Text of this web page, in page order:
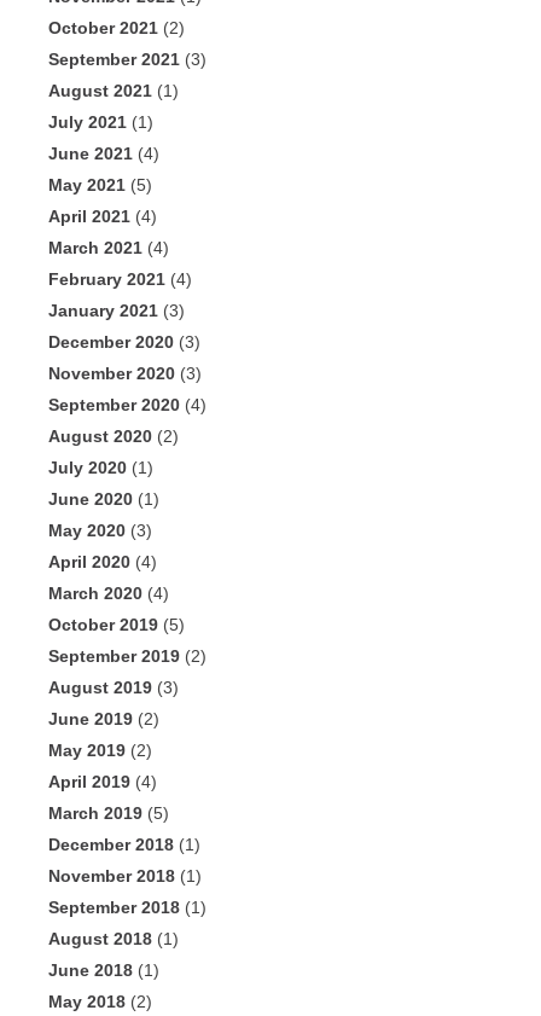
October 2021 (2)
September 2021 (3)
August 2021 (1)
July 2021 (1)
June 2021 (4)
May 2021 (5)
April 2021 (4)
March 2021 (4)
February 2021 (4)
January 2021 (3)
December 2020 (3)
November 2020 (3)
September 2020 (4)
August 2020 (2)
July 2020 (1)
June 2020 (1)
May 2020 (3)
April 2020 (4)
March 2020 (4)
October 2019 (5)
September 2019 (2)
August 2019 (3)
June 2019 (2)
May 2019 (2)
April 2019 (4)
March 2019 (5)
December 2018 (1)
November 2018 (1)
September 2018 (1)
August 2018 (1)
June 2018 (1)
May 2018 (2)